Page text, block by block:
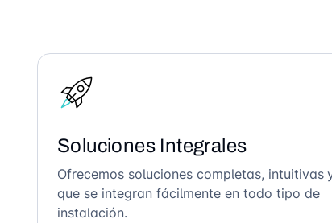
Soluciones Integrales
Ofrecemos soluciones completas, intuitivas
que se integran fácilmente en todo tipo de
instalación.